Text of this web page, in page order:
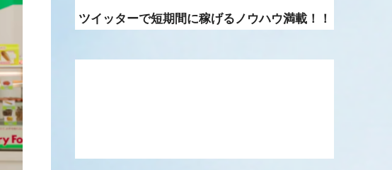
ツイッターで短期間に稼げるノウハウ満載！！